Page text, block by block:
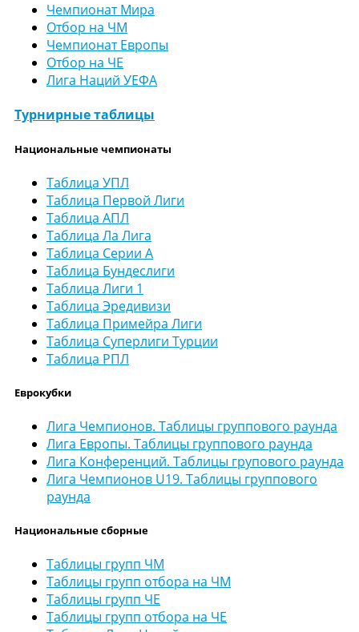
Чемпионат Мира
Отбор на ЧМ
Чемпионат Европы
Отбор на ЧЕ
Лига Наций УЕФА
Турнирные таблицы
Национальные чемпионаты
Таблица УПЛ
Таблица Первой Лиги
Таблица АПЛ
Таблица Ла Лига
Таблица Серии А
Таблица Бундеслиги
Таблица Лиги 1
Таблица Эредивизи
Таблица Примейра Лиги
Таблица Суперлиги Турции
Таблица РПЛ
Еврокубки
Лига Чемпионов. Таблицы группового раунда
Лига Европы. Таблицы группового раунда
Лига Конференций. Таблицы групового раунда
Лига Чемпионов U19. Таблицы группового
раунда
Национальные сборные
Таблицы групп ЧМ
Таблицы групп отбора на ЧМ
Таблицы групп ЧЕ
Таблицы групп отбора на ЧЕ